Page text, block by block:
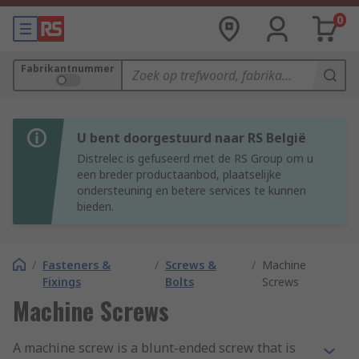
0
Fabrikantnummer
U bent doorgestuurd naar RS België
Distrelec is gefuseerd met de RS Group om u
een breder productaanbod, plaatselijke
ondersteuning en betere services te kunnen
bieden.
/ Fasteners &
Fixings
/ Screws &
Bolts
/ Machine
Screws
Machine Screws
A machine screw is a blunt-ended screw that is